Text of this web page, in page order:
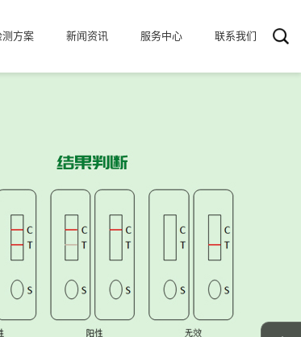
测方案 新闻资讯 服务中心 联系我们